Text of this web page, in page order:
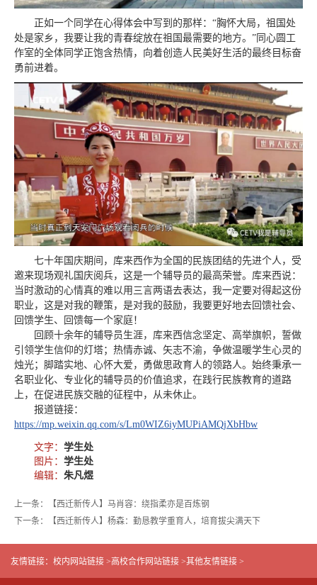
正如一个同学在心得体会中写到的那样：“胸怀大局，祖国处
处是家乡，我要让我的青春绽放在祖国最需要的地方。”同心圆工
作室的全体同学正饱含热情，向着创造人民美好生活的最终目标奋
勇前进着。
七十年国庆期间，库来西作为全国的民族团结的先进个人，受
邀来现场观礼国庆阅兵，这是一个辅导员的最高荣誉。库来西说：
当时激动的心情真的难以用三言两语去表达，我一定要对得起这份
职业，这是对我的鞭策，是对我的鼓励，我要更好地去回馈社会、
回馈学生、回馈每一个家庭！
回顾十余年的辅导员生涯，库来西信念坚定、高举旗帜，誓做
引领学生信仰的灯塔；热情赤诚、矢志不渝，争做温暖学生心灵的
烛光；脚踏实地、心怀大爱，勇做思政育人的领路人。始终秉承一
名职业化、专业化的辅导员的价值追求，在践行民族教育的道路
上，在促进民族交融的征程中，从未休止。
报道链接：
https://mp.weixin.qq.com/s/Lm0WIZ6iyMUPiAMQjXbHbw
文字： 学生处
图片： 学生处
编辑： 朱凡煜
上一条：【西迁新传人】马肖容：绕指柔亦是百炼钢
下一条：【西迁新传人】杨森：勤恳教学重育人，培育拔尖满天下
友情链接： 校内网站链接 >高校合作网站链接 >其他友情链接 >